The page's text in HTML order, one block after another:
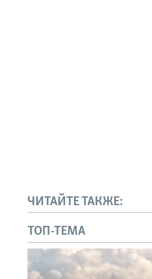
ЧИТАЙТЕ ТАКЖЕ:
ТОП-ТЕМА